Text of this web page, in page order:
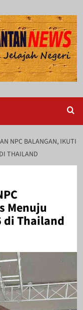
NPC BALANGAN, IKUTI
THAILAND
Menuju
di Thailand